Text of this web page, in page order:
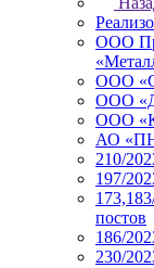
ООО
ООО
ООО
ООО
АО
210/
197/
постов
186/
230/